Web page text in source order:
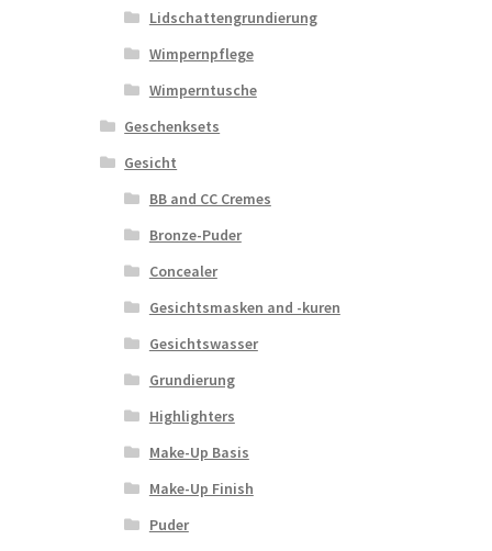
Lidschattengrundierung
Wimpernpflege
Wimperntusche
Geschenksets
Gesicht
BB and CC Cremes
Bronze-Puder
Concealer
Gesichtsmasken and -kuren
Gesichtswasser
Grundierung
Highlighters
Make-Up Basis
Make-Up Finish
Puder